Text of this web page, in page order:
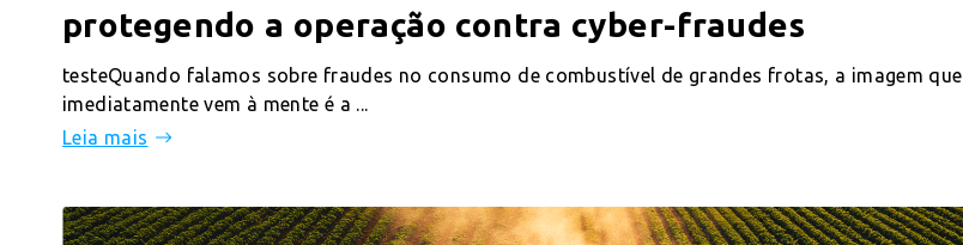
protegendo a operação contra cyber-fraudes
testeQuando falamos sobre fraudes no consumo de combustível de grandes frotas, a imagem que
imediatamente vem à mente é a ...
Leia mais